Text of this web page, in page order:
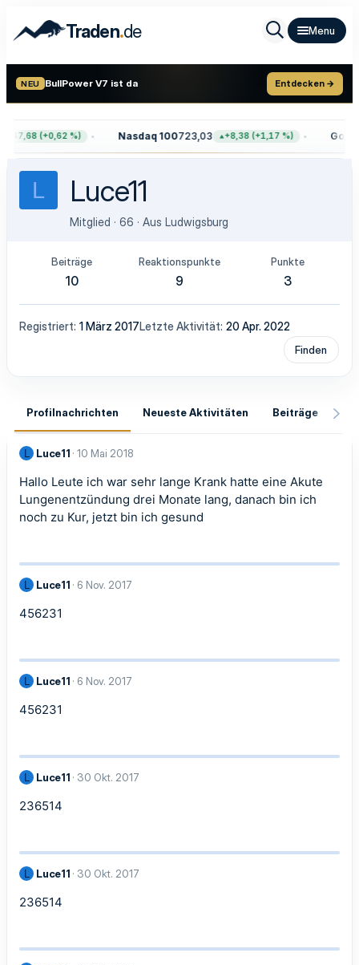
Traden.de
NEU BullPower V7 ist da Entdecken →
+47,68 (+0,62 %) Nasdaq 100723,03 +8,38 (+1,17 %) Gold
L Luce11
Mitglied · 66 · Aus Ludwigsburg
Beiträge
10
Reaktionspunkte
9
Punkte
3
Registriert 1 März 2017Letzte Aktivität 20 Apr. 2022
Finden
Profilnachrichten Neueste Aktivitäten Beiträge
L Luce11 10 Mai 2018
Hallo Leute ich war sehr lange Krank hatte eine Akute
Lungenentzündung drei Monate lang, danach bin ich
noch zu Kur, jetzt bin ich gesund
L Luce11 6 Nov. 2017
456231
L Luce11 6 Nov. 2017
456231
L Luce11 30 Okt. 2017
236514
L Luce11 30 Okt. 2017
236514